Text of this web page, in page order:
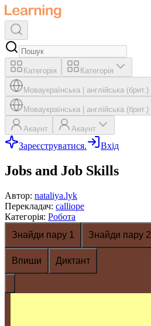
Категорія Категорія
Моваукраїнська англійська (брит.)
Моваукраїнська англійська (брит.)
Акаунт Акаунт
Зареєструватися. Вхід
Jobs and Job Skills
Автор: nataliya.lyk
Перекладач: calliope
Категорія: Робота
Знайди пару 1
Знайди пару 2
Впиши Диктант